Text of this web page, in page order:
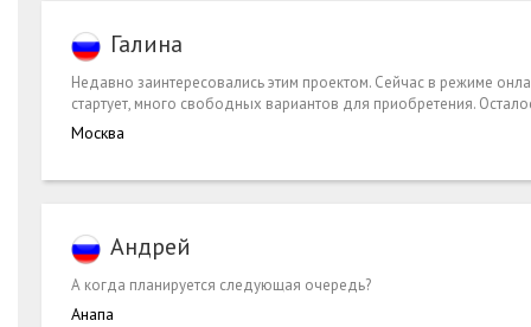
Галина
Недавно заинтересовались этим проектом. Сейчас в режиме
стартует, много свободных вариантов для приобретения.
Москва
Андрей
А когда планируется следующая очередь?
Анапа